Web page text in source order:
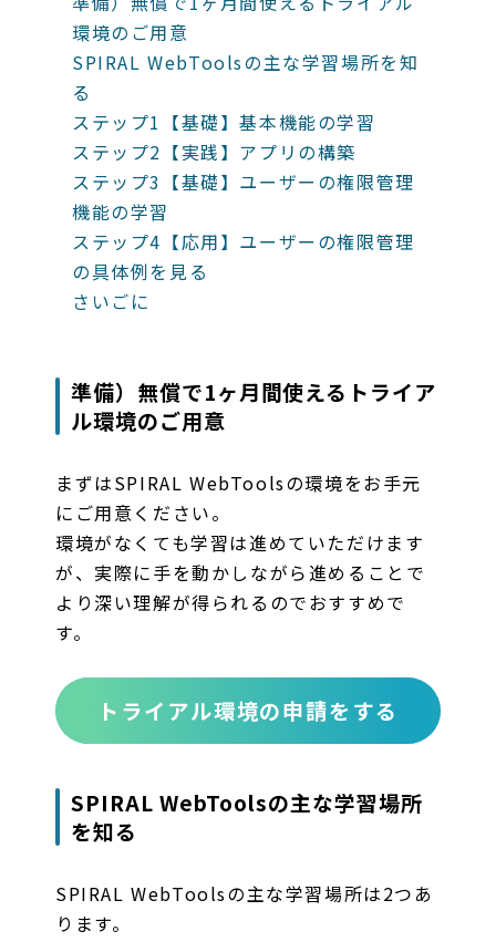
環境のご用意
SPIRAL WebToolsの主な学習場所を知
る
ステップ1【基礎】基本機能の学習
ステップ2【実践】アプリの構築
ステップ3【基礎】ユーザーの権限管理
機能の学習
ステップ4【応用】ユーザーの権限管理
の具体例を見る
さいごに
準備）無償で1ヶ月間使えるトライア
ル環境のご用意
まずはSPIRAL WebToolsの環境をお手元
にご用意ください。
環境がなくても学習は進めていただけます
が、実際に手を動かしながら進めることで
より深い理解が得られるのでおすすめで
す。
トライアル環境の申請をする
SPIRAL WebToolsの主な学習場所
を知る
SPIRAL WebToolsの主な学習場所は2つあ
ります。